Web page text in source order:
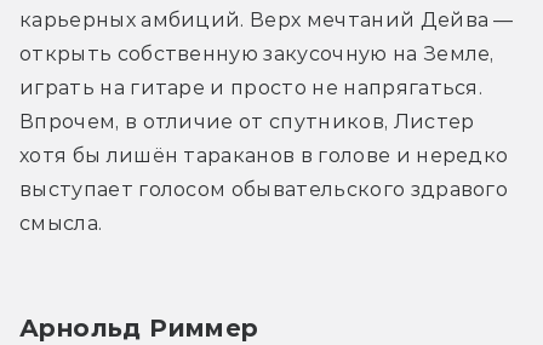
карьерных амбиций. Верх мечтаний Дейва —
открыть собственную закусочную на Земле,
играть на гитаре и просто не напрягаться.
Впрочем, в отличие от спутников, Листер
хотя бы лишён тараканов в голове и нередко
выступает голосом обывательского здравого
смысла.
Арнольд Риммер